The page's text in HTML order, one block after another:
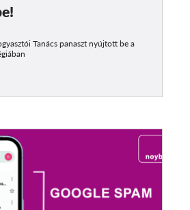
Tanács panaszt nyújtott be a